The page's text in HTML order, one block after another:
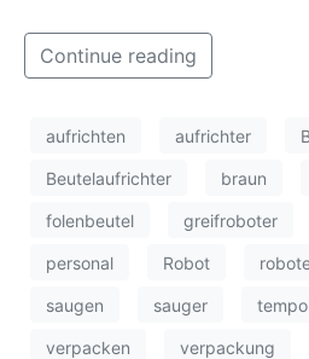
Continue reading
aufrichten aufrichter
Beutelaufrichter braun
folenbeutel greifroboter
personal Robot
saugen sauger tempo
verpacken verpackung